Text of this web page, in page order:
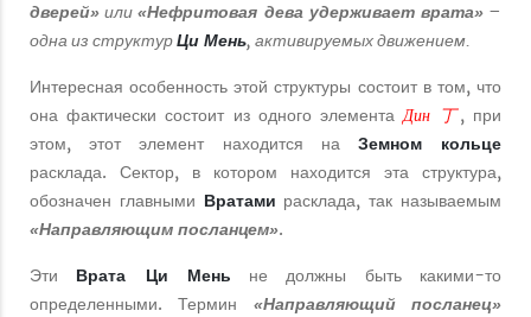
дверей» или«Нефритовая дева удерживает врата»–
одна из структурЦи Мень, активируемых движением.
Интересная особенность этой структуры состоит в том, что
она фактически состоит из одного элементаДин 丁, при
этом, этот элемент находится на Земном кольце
расклада. Сектор, в котором находится эта структура,
обозначен главными Вратами расклада, так называемым
«Направляющим посланцем».
Эти Врата Ци Мень не должны быть какими-то
определенными. Термин «Направляющий посланец»